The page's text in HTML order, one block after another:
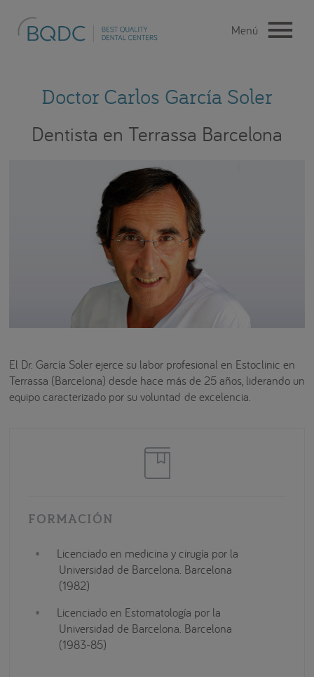
Doctor Carlos García Soler
Dentista en Terrassa Barcelona
El Dr. García Soler ejerce su labor profesional en Estoclinic en
Terrassa (Barcelona) desde hace más de 25 años, liderando un
equipo caracterizado por su voluntad de excelencia.
FORMACIÓN
Licenciado en medicina y cirugía por la
Universidad de Barcelona. Barcelona
(1982)
Licenciado en Estomatología por la
Universidad de Barcelona. Barcelona
(1983-85)